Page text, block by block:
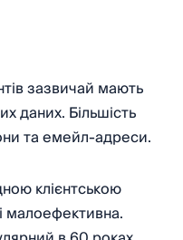
зазвичай мають
даних. Більшість
та емейл-адреси.
клієнтською
малоефективна.